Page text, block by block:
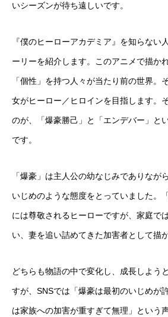
いシーズンが待ち遠しいです。
『僕のヒーローアカデミア』を知らない
ーリーを紹介します。このアニメで描か
「個性」を持つ人々が当たり前の世界。
女がヒーロー／ヒロインを目指します。
のが、「爆豪勝己」と「エンデバー」と
です。
「爆豪」は主人公の幼なじみでありなが
いじめのような態度をとっていました。
には尊敬されるヒーローですが、家庭で
い、妻を追い詰めてきた加害者として描
どちらも物語の中で変化し、成長しよう
すが、SNSでは「爆豪は最初のいじめが
は家族への加害が重すぎて無理」という